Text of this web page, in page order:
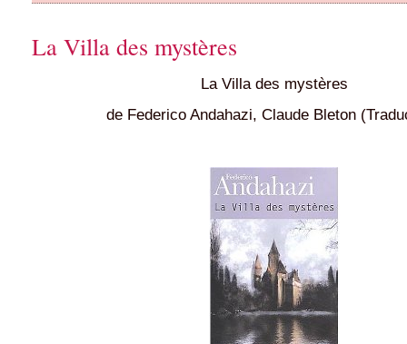
La Villa des mystères
La Villa des mystères
de Federico Andahazi, Claude Bleton